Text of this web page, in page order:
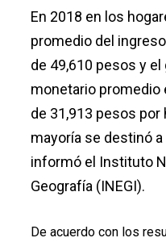
En 2018 en los
promedio del
de 49,610 pesos y
monetario promedio
de 31,913 pesos por
mayoría se destinó
informó el Instituto
Geografía (INEGI).
De acuerdo con los